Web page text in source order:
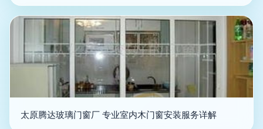
太原腾达玻璃门窗厂 专业室内木门窗安装服务详解